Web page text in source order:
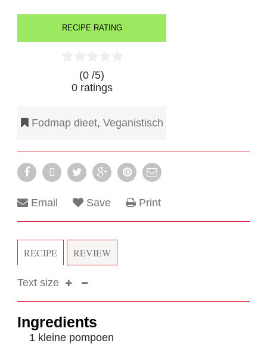
RECIPE RATING
(0 /5)
0 ratings
Fodmap dieet, Veganistisch
Email Save Print
RECIPE REVIEW
Text size
Ingredients
1 kleine pompoen